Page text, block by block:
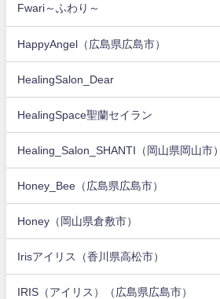
Fwari～ふわり～
HappyAngel（広島県広島市）
HealingSalon_Dear
HealingSpace聖蘭セイラン
Healing_Salon_SHANTI（岡山県岡山市）
Honey_Bee（広島県広島市）
Honey（岡山県倉敷市）
Irisアイリス（香川県高松市）
IRIS（アイリス）（広島県広島市）